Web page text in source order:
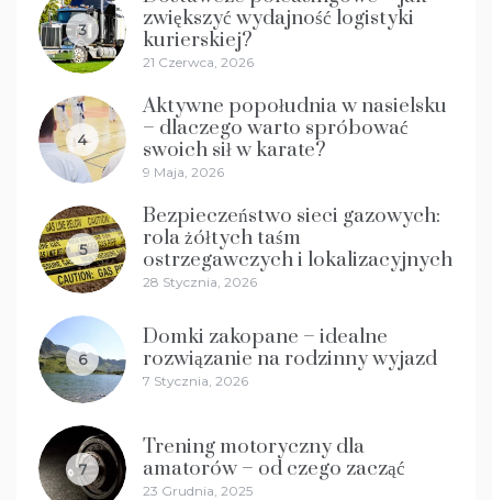
3
zwiększyć wydajność logistyki
kurierskiej?
21 Czerwca, 2026
4
Aktywne popołudnia w nasielsku
– dlaczego warto spróbować
swoich sił w karate?
9 Maja, 2026
5
Bezpieczeństwo sieci gazowych:
rola żółtych taśm
ostrzegawczych i lokalizacyjnych
28 Stycznia, 2026
6
Domki zakopane – idealne
rozwiązanie na rodzinny wyjazd
7 Stycznia, 2026
7
Trening motoryczny dla
amatorów – od czego zacząć
23 Grudnia, 2025